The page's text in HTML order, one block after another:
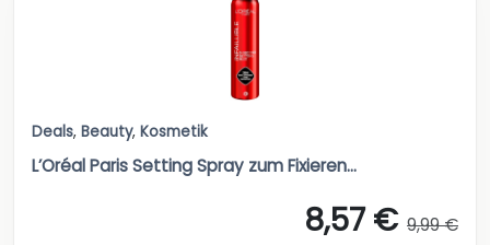
Deals, Beauty, Kosmetik
L’Oréal Paris Setting Spray zum Fixieren...
8,57 € 9,99 €